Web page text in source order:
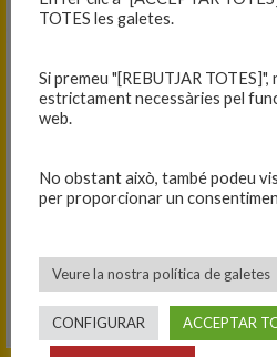
TOTES les galetes.
Si premeu "[REBUTJAR
estrictament necessàries pel
web.
No obstant això, també podeu
per proporcionar un
Veure la nostra política de galetes
CONFIGURAR ACCEPTAR